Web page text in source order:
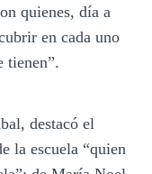
quienes, día a
en cada uno
tienen”.
destacó el
la escuela “quien